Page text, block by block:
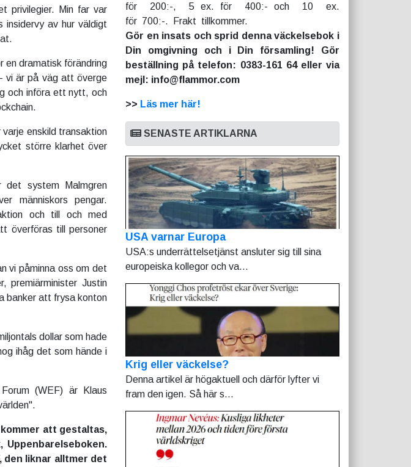
privilegier. Min far var
av hur väldigt
en dramatisk förändring
vi är på väg att överge
och införa ett nytt, och
enskild transaktion
större klarhet över
det system Malmgren
människors pengar.
och till och med
överföras till personer
vi påminna oss om det
premiärminister Justin
banker att frysa konton
dollar som hade
ihåg det som hände i
(WEF) är Klaus
att gestaltas,
den liknar alltmer det
för 200:-, 5 ex. för 400:- och 10 ex.
för 700:-. Frakt tillkommer.
Gör en insats och sprid denna väckelsebok i
Din omgivning och i Din församling! Gör
beställning på telefon: 0383-161 64 eller via
mejl: info@flammor.com
>> Läs mer här!
SENASTE ARTIKLARNA
USA varnar Europa
USA:s underrättelsetjänst ansluter sig till sina
europeiska kollegor och va...
Krig eller väckelse?
Denna artikel är högaktuell och därför lyfter vi
fram den igen. Så här s...